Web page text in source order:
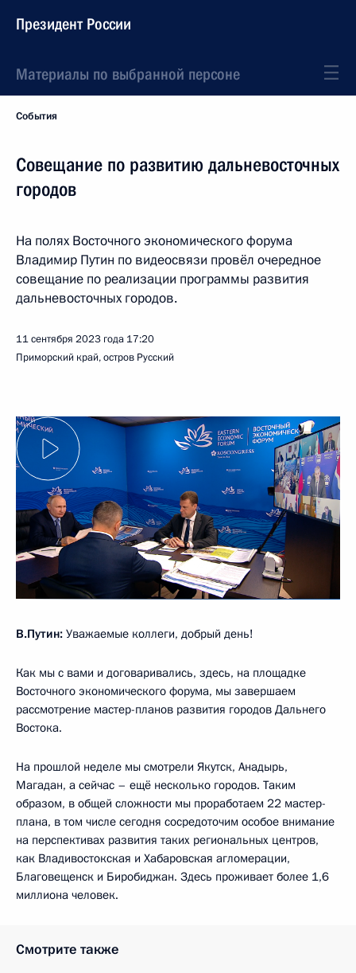
Президент России
Материалы по выбранной персоне
События
Совещание по развитию дальневосточных
городов
На полях Восточного экономического форума
Владимир Путин по видеосвязи провёл очередное
совещание по реализации программы развития
дальневосточных городов.
11 сентября 2023 года 17:20
Приморский край, остров Русский
В.Путин: Уважаемые коллеги, добрый день!
Как мы с вами и договаривались, здесь, на площадке
Восточного экономического форума, мы завершаем
рассмотрение мастер-планов развития городов Дальнего
Востока.
На прошлой неделе мы смотрели Якутск, Анадырь,
Магадан, а сейчас – ещё несколько городов. Таким
образом, в общей сложности мы проработаем 22 мастер-
плана, в том числе сегодня сосредоточим особое внимание
на перспективах развития таких региональных центров,
как Владивостокская и Хабаровская агломерации,
Благовещенск и Биробиджан. Здесь проживает более 1,6
миллиона человек.
Смотрите также